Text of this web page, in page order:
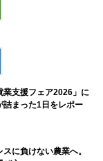
業支援フェア2026」に
詰まった1日をレポー
に負けない農業へ。